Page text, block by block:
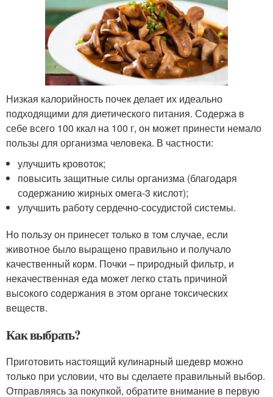
Низкая калорийность почек делает их идеально
подходящими для диетического питания. Содержа в
себе всего 100 ккал на 100 г, он может принести немало
пользы для организма человека. В частности:
улучшить кровоток;
повысить защитные силы организма (благодаря
содержанию жирных омега-3 кислот);
улучшить работу сердечно-сосудистой системы.
Но пользу он принесет только в том случае, если
животное было выращено правильно и получало
качественный корм. Почки – природный фильтр, и
некачественная еда может легко стать причиной
высокого содержания в этом органе токсических
веществ.
Как выбрать?
Приготовить настоящий кулинарный шедевр можно
только при условии, что вы сделаете правильный выбор.
Отправляясь за покупкой, обратите внимание в первую